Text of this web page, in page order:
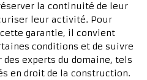
la continuité de leur
leur activité. Pour
garantie, il convient
conditions et de suivre
des experts du domaine, tels
en droit de la construction.